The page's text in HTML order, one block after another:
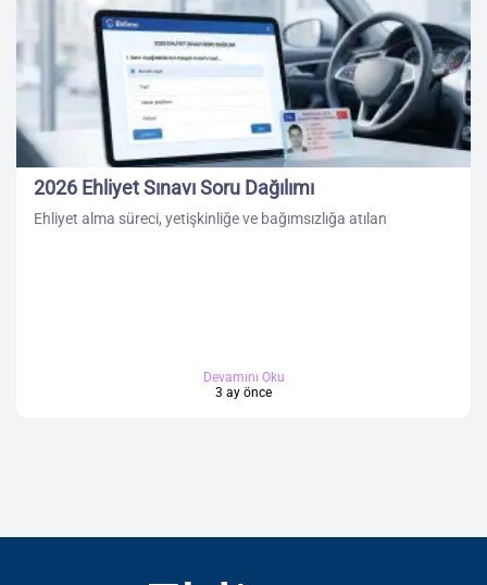
2026 Ehliyet Sınavı Soru Dağılımı
Ehliyet alma süreci, yetişkinliğe ve bağımsızlığa atılan
Devamını Oku
3 ay önce